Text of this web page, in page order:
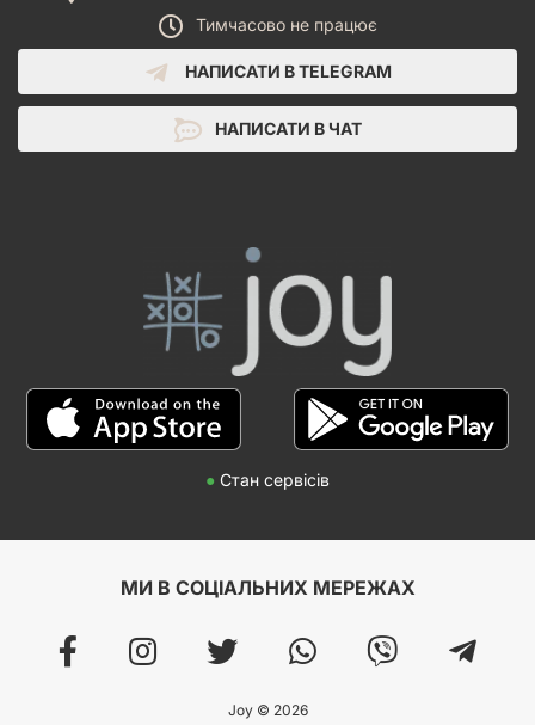
Тимчасово не працює
НАПИСАТИ В TELEGRAM
НАПИСАТИ В ЧАТ
● Стан сервісів
МИ В СОЦІАЛЬНИХ МЕРЕЖАХ
Joy © 2026